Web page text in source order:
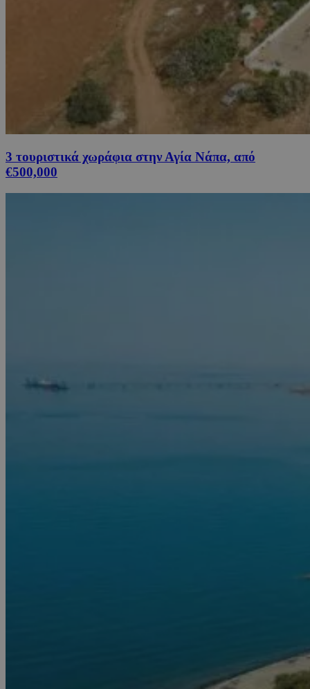
3 τουριστικά χωράφια στην Αγία Νάπα, από
€500,000